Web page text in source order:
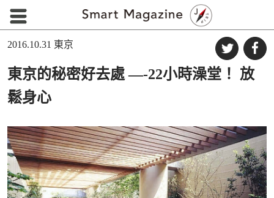
2016.10.31 東京
東京的秘密好去處 —-22小時澡堂！ 放
鬆身心